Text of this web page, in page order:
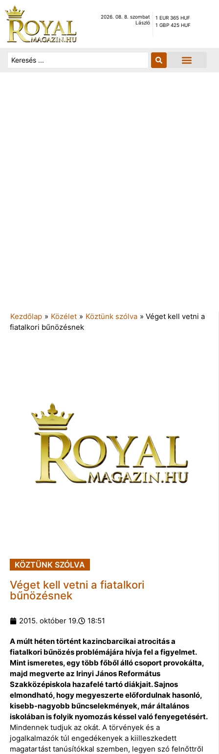
2026. 08. 8. szombat
László
1 EUR 365 HUF
1 GBP 425 HUF
Kezdőlap » Közélet » Köztünk szólva » Véget kell vetni a
fiatalkori bűnözésnek
KÖZTÜNK SZÓLVA
Véget kell vetni a fiatalkori
bűnözésnek
2015. október 19. 18:51
A múlt héten történt kazincbarcikai atrocitás a
fiatalkori bűnözés problémájára hívja fel a figyelmet.
Mint ismeretes, egy több főből álló csoport provokálta,
majd megverte az Irinyi János Református
Szakközépiskola hazafelé tartó diákjait. Sajnos
elmondható, hogy megyeszerte előfordulnak hasonló,
kisebb-nagyobb bűncselekmények, már általános
iskolában is folyik nyomozás késsel való fenyegetésért.
Mindennek tudjuk az okát. A törvények és a
jogalkalmazók túl engedékenyek a kiilleszkedett
magatartást tanúsítókkal szemben, legyen szó felnőttről